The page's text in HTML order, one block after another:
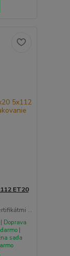
ET20
...
Doprava
|
sada